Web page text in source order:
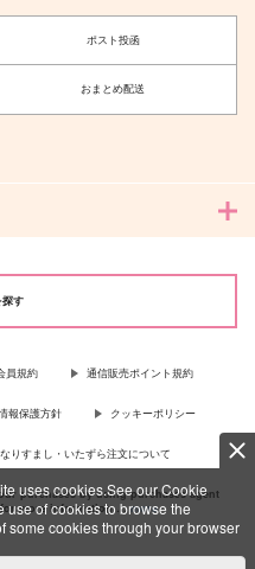
uses cookies.See our Cookie
use of cookies to browse the
some cookies through your browser
ポスト投函
おまとめ配送
探す
員規約 通信販売ポイント規約
報保護方針 クッキーポリシー
なりすまし・いたずら注文について
purchases by using purchases agent
for more information …more